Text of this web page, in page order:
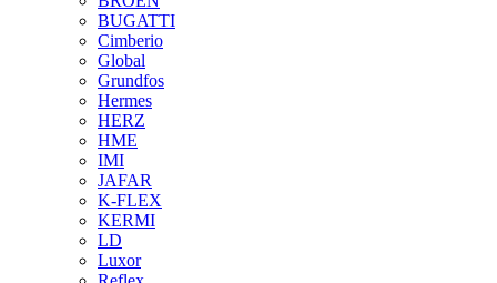
BUGATTI
Cimberio
Global
Grundfos
Hermes
HERZ
HME
IMI
JAFAR
K-FLEX
KERMI
LD
Luxor